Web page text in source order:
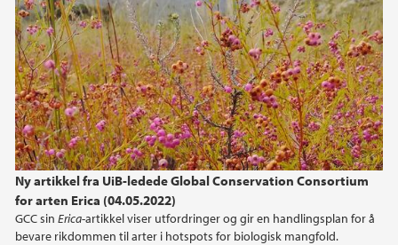
Ny artikkel fra UiB-ledede Global Conservation Consortium
for arten Erica (04.05.2022)
GCC sin Erica-artikkel viser utfordringer og gir en handlingsplan for å
bevare rikdommen til arter i hotspots for biologisk mangfold.